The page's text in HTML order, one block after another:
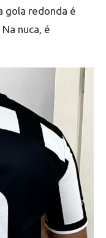
gola redonda é
nuca, é